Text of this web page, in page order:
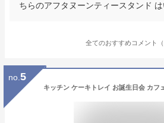
ちらのアフタヌーンティースタンド は
全てのおすすめコメント（
no. 5